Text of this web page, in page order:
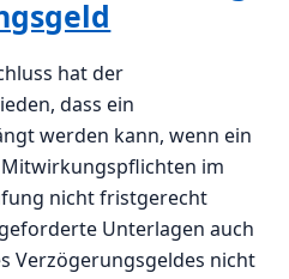
hat der
dass ein
werden kann, wenn ein
im
nicht fristgerecht
Unterlagen auch
Verzögerungsgeldes nicht